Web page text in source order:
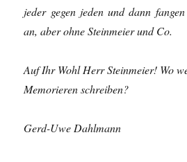
jeder gegen jeden und dann
an, aber ohne Steinmeier und Co.
Auf Ihr Wohl Herr Steinmeier! Wo
Memorieren schreiben?
Gerd-Uwe Dahlmann